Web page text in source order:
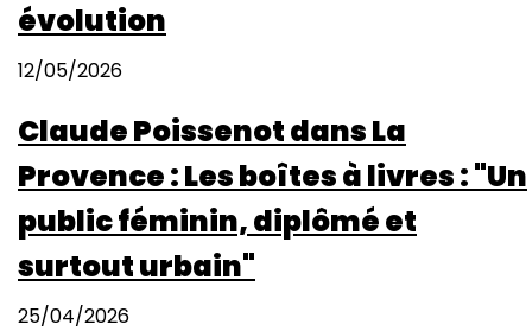
évolution
12/05/2026
Claude Poissenot dans La
Provence : Les boîtes à livres : "Un
public féminin, diplômé et
surtout urbain"
25/04/2026